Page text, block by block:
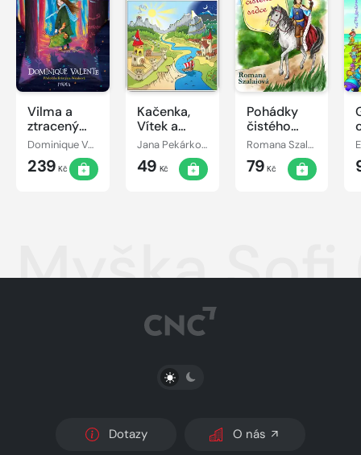
Vilma a
ztracený
den
Dominique Valente
239 Kč
Kačenka,
Vítek a
jejich
pohádkové
dobrodružství
Jana Pekárková
49 Kč
Pohádky
čistého
srdce
Romana Szalaiová
79 Kč
Myška
PŘEPNOUT SVĚTLÝ/TMAVÝ REŽIM
Dotazy O nás